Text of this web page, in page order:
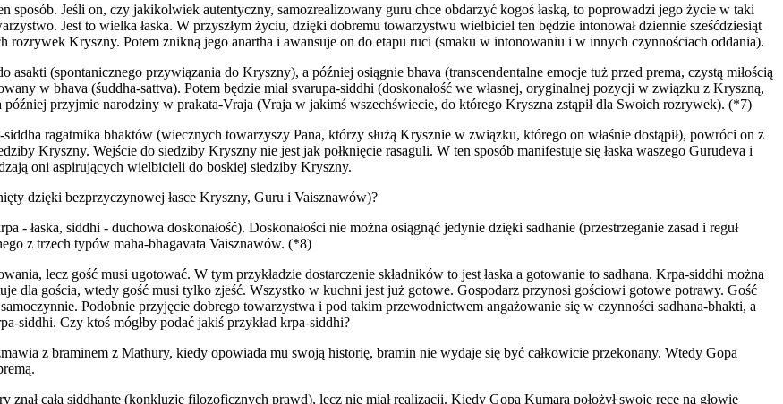
sposób. Jeśli on, czy jakikolwiek autentyczny, samozrealizowany guru chce obdarzyć kogoś łaską, to poprowadzi jego życie w taki
Jest to wielka łaska. W przyszłym życiu, dzięki dobremu towarzystwu wielbiciel ten będzie intonował dziennie sześćdziesiąt
rozrywek Kryszny. Potem znikną jego anartha i awansuje on do etapu ruci (smaku w intonowaniu i w innych czynnościach oddania).
(spontanicznego przywiązania do Kryszny), a później osiągnie bhava (transcendentalne emocje tuż przed prema, czystą miłością
w bhava (śuddha-sattva). Potem będzie miał svarupa-siddhi (doskonałość we własnej, oryginalnej pozycji w związku z Kryszną,
przyjmie narodziny w prakata-Vraja (Vraja w jakimś wszechświecie, do którego Kryszna zstąpił dla Swoich rozrywek). (*7)
ragatmika bhaktów (wiecznych towarzyszy Pana, którzy służą Krysznie w związku, którego on właśnie dostąpił), powróci on z
Kryszny. Wejście do siedziby Kryszny nie jest jak połknięcie rasaguli. W ten sposób manifestuje się łaska waszego Gurudeva i
oni aspirujących wielbicieli do boskiej siedziby Kryszny.
dzięki bezprzyczynowej łasce Kryszny, Guru i Vaisznawów)?
- łaska, siddhi - duchowa doskonałość). Doskonałości nie można osiągnąć jedynie dzięki sadhanie (przestrzeganie zasad i reguł
z trzech typów maha-bhagavata Vaisznawów. (*8)
lecz gość musi ugotować. W tym przykładzie dostarczenie składników to jest łaska a gotowanie to sadhana. Krpa-siddhi można
dla gościa, wtedy gość musi tylko zjeść. Wszystko w kuchni jest już gotowe. Gospodarz przynosi gościowi gotowe potrawy. Gość
Podobnie przyjęcie dobrego towarzystwa i pod takim przewodnictwem angażowanie się w czynności sadhana-bhakti, a
siddhi. Czy ktoś mógłby podać jakiś przykład krpa-siddhi?
z braminem z Mathury, kiedy opowiada mu swoją historię, bramin nie wydaje się być całkowicie przekonany. Wtedy Gopa
znał całą siddhantę (konkluzję filozoficznych prawd), lecz nie miał realizacji. Kiedy Gopa Kumara położył swoje ręce na głowie